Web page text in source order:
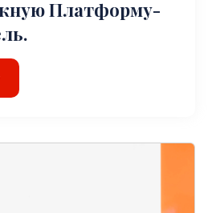
Платформу-